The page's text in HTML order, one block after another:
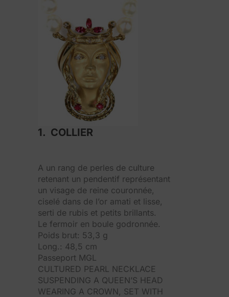
1. COLLIER
A un rang de perles de culture
retenant un pendentif représentant
un visage de reine couronnée,
ciselé dans de l’or amati et lisse,
serti de rubis et petits brillants.
Le fermoir en boule godronnée.
Poids brut: 53,3 g
Long.: 48,5 cm
Passeport MGL
CULTURED PEARL NECKLACE
SUSPENDING A QUEEN’S HEAD
WEARING A CROWN, SET WITH